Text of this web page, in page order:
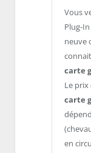
Vous
Plug-
neuve
carte
Le
carte
en